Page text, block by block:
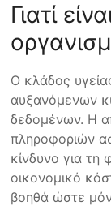
Γιατί
Ο κλάδος
αυξανόμενων
δεδομένων. Η
πληροφοριών
κίνδυνο για τη
οικονομικό
βοηθά ώστε